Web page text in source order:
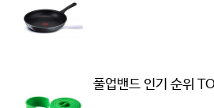
풀업밴드 인기 순위